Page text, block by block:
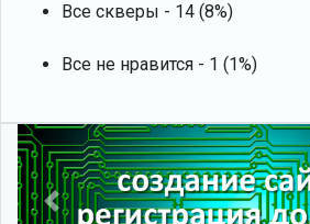
Все скверы - 14 (8%)
Все не нравится - 1 (1%)
Previous